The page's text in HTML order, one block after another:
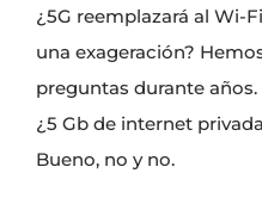
¿5G reemplazará al Wi-
una exageración?
preguntas durante
¿5 Gb de internet
Bueno, no y no.